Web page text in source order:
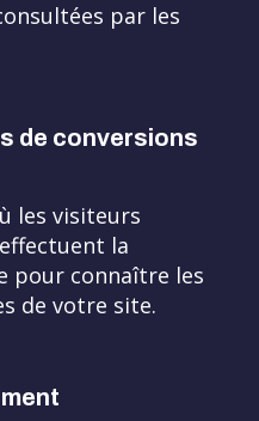
par les
de conversions
les visiteurs
la
pour connaître les
de votre site.